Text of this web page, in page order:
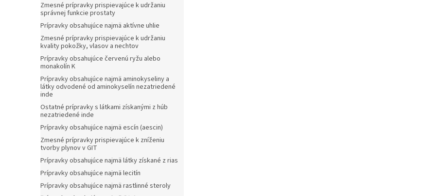
Zmesné prípravky prispievajúce k udržaniu
správnej funkcie prostaty
Prípravky obsahujúce najmä aktívne uhlie
Zmesné prípravky prispievajúce k udržaniu
kvality pokožky, vlasov a nechtov
Prípravky obsahujúce červenú ryžu alebo
monakolín K
Prípravky obsahujúce najmä aminokyseliny a
látky odvodené od aminokyselín nezatriedené
inde
Ostatné prípravky s látkami získanými z húb
nezatriedené inde
Prípravky obsahujúce najmä escín (aescin)
Zmesné prípravky prispievajúce k zníženiu
tvorby plynov v GIT
Prípravky obsahujúce najmä látky získané z rias
Prípravky obsahujúce najmä lecitín
Prípravky obsahujúce najmä rastlinné steroly